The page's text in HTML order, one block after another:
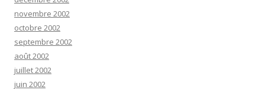
novembre 2002
octobre 2002
septembre 2002
août 2002
juillet 2002
juin 2002